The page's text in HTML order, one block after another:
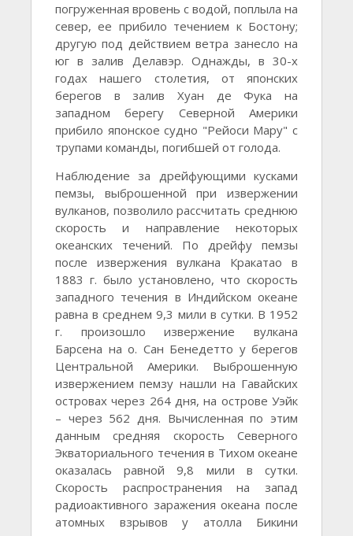
погруженная вровень с водой, поплыла на
север, ее прибило течением к Бостону;
другую под действием ветра занесло на
юг в залив Делавэр. Однажды, в 30-х
годах нашего столетия, от японских
берегов в залив Хуан де Фука на
западном берегу Северной Америки
прибило японское судно "Рейоси Мару" с
трупами команды, погибшей от голода.
Наблюдение за дрейфующими кусками
пемзы, выброшенной при извержении
вулканов, позволило рассчитать среднюю
скорость и направление некоторых
океанских течений. По дрейфу пемзы
после извержения вулкана Кракатао в
1883 г. было установлено, что скорость
западного течения в Индийском океане
равна в среднем 9,3 мили в сутки. В 1952
г. произошло извержение вулкана
Барсена на о. Сан Бенедетто у берегов
Центральной Америки. Выброшенную
извержением пемзу нашли на Гавайских
островах через 264 дня, на острове Уэйк
– через 562 дня. Вычисленная по этим
данным средняя скорость Северного
Экваториального течения в Тихом океане
оказалась равной 9,8 мили в сутки.
Скорость распространения на запад
радиоактивного заражения океана после
атомных взрывов у атолла Бикини